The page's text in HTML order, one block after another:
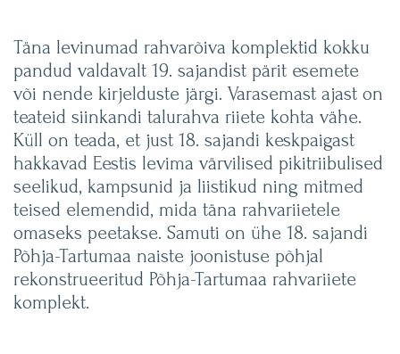
Täna levinumad rahvarõiva komplektid kokku
pandud valdavalt 19. sajandist pärit esemete
või nende kirjelduste järgi. Varasemast ajast on
teateid siinkandi talurahva riiete kohta vähe.
Küll on teada, et just 18. sajandi keskpaigast
hakkavad Eestis levima värvilised pikitriibulised
seelikud, kampsunid ja liistikud ning mitmed
teised elemendid, mida täna rahvariietele
omaseks peetakse. Samuti on ühe 18. sajandi
Põhja-Tartumaa naiste joonistuse põhjal
rekonstrueeritud Põhja-Tartumaa rahvariiete
komplekt.